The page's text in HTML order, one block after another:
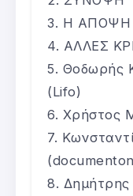
Η
ΑΛΛΕΣ
Θοδωρής
(Lifo)
Χρήστος